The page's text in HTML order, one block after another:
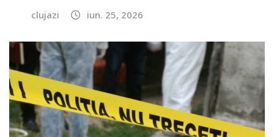
clujazi iun. 25, 2026